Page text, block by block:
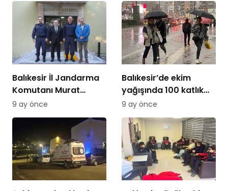
Balıkesir İl Jandarma
Komutanı Murat
Özer’den Edremit
Ticaret Odasına
9 ay önce
Balıkesir’de ekim
yağışında 100 katlık
artış
9 ay önce